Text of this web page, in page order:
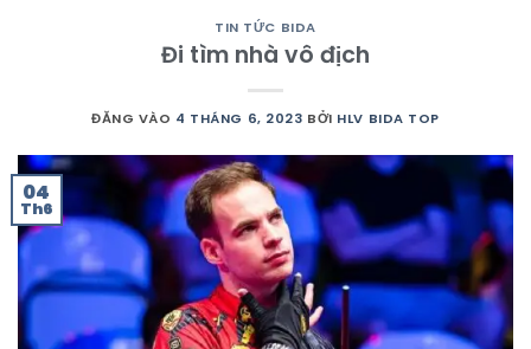
TIN TỨC BIDA
Đi tìm nhà vô địch
ĐĂNG VÀO 4 THÁNG 6, 2023 BỞI HLV BIDA TOP
04
Th6